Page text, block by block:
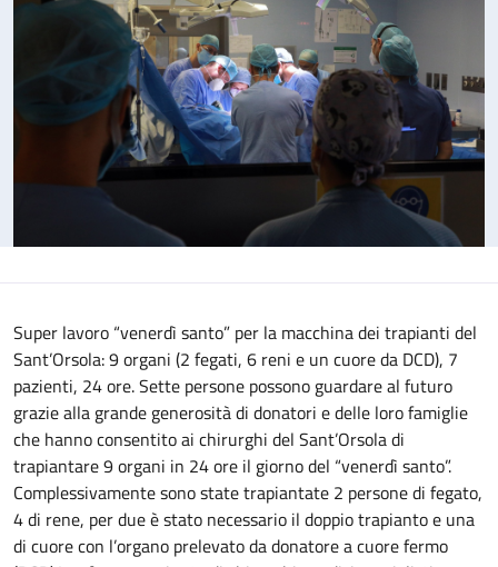
Super lavoro “venerdì santo” per la macchina dei trapianti del
Sant’Orsola: 9 organi (2 fegati, 6 reni e un cuore da DCD), 7
pazienti, 24 ore.Sette persone possono guardare al futuro
grazie alla grande generosità di donatori e delle loro famiglie
che hanno consentito ai chirurghi del Sant’Orsola di
trapiantare 9 organi in 24 ore il giorno del “venerdì santo”.
Complessivamente sono state trapiantate 2 persone di fegato,
4 di rene, per due è stato necessario il doppio trapianto e una
di cuore con l’organo prelevato da donatore a cuore fermo